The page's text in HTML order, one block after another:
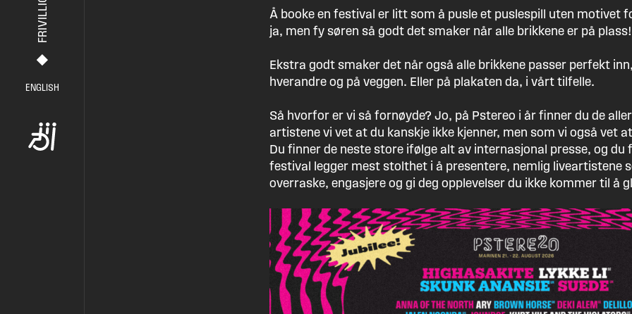
FRIVILLIG
ENGLISH
Å booke en festival er litt som å pusle et puslespill uten motivet
ja, men fy søren så godt det smaker når alle brikkene er på plass!
Ekstra godt smaker det når også alle brikkene passer perfekt
hverandre og på veggen. Eller på plakaten da, i vårt tilfelle.
Så hvorfor er vi så fornøyde? Jo, på Pstereo i år finner du de
artistene vi vet at du kanskje ikke kjenner, men som vi også vet
Du finner de neste store ifølge alt av internasjonal presse, og du
festival legger mest stolthet i å presentere, nemlig liveartistene
overraske, engasjere og gi deg opplevelser du ikke kommer til å